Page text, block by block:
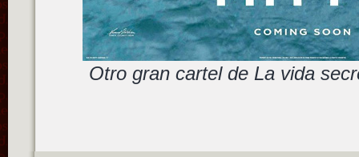
Otro gran cartel de La vida